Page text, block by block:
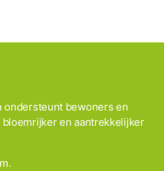
bewoners en
en aantrekkelijker